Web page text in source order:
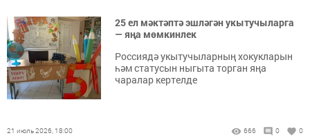
25 ел мәктәптә эшләгән укытучыларга
— яңа мөмкинлек
Россиядә укытучыларның хокукларын
һәм статусын ныгыта торган яңа
чаралар кертелде
21 июль 2026, 18:00 666 0 0